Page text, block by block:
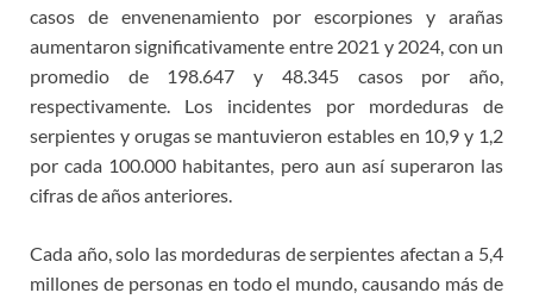
casos de envenenamiento por escorpiones y arañas
aumentaron significativamente entre 2021 y 2024, con un
promedio de 198.647 y 48.345 casos por año,
respectivamente. Los incidentes por mordeduras de
serpientes y orugas se mantuvieron estables en 10,9 y 1,2
por cada 100.000 habitantes, pero aun así superaron las
cifras de años anteriores.
Cada año, solo las mordeduras de serpientes afectan a 5,4
millones de personas en todo el mundo, causando más de